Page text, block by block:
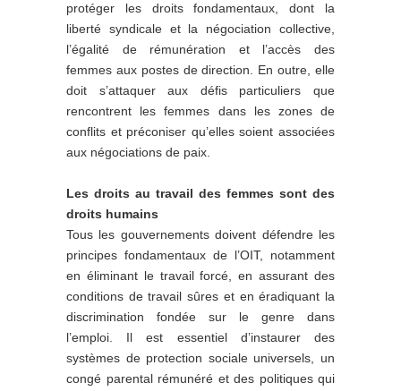
protéger les droits fondamentaux, dont la
liberté syndicale et la négociation collective,
l’égalité de rémunération et l’accès des
femmes aux postes de direction. En outre, elle
doit s’attaquer aux défis particuliers que
rencontrent les femmes dans les zones de
conflits et préconiser qu’elles soient associées
aux négociations de paix.
Les droits au travail des femmes sont des
droits humains
Tous les gouvernements doivent défendre les
principes fondamentaux de l’OIT, notamment
en éliminant le travail forcé, en assurant des
conditions de travail sûres et en éradiquant la
discrimination fondée sur le genre dans
l’emploi. Il est essentiel d’instaurer des
systèmes de protection sociale universels, un
congé parental rémunéré et des politiques qui